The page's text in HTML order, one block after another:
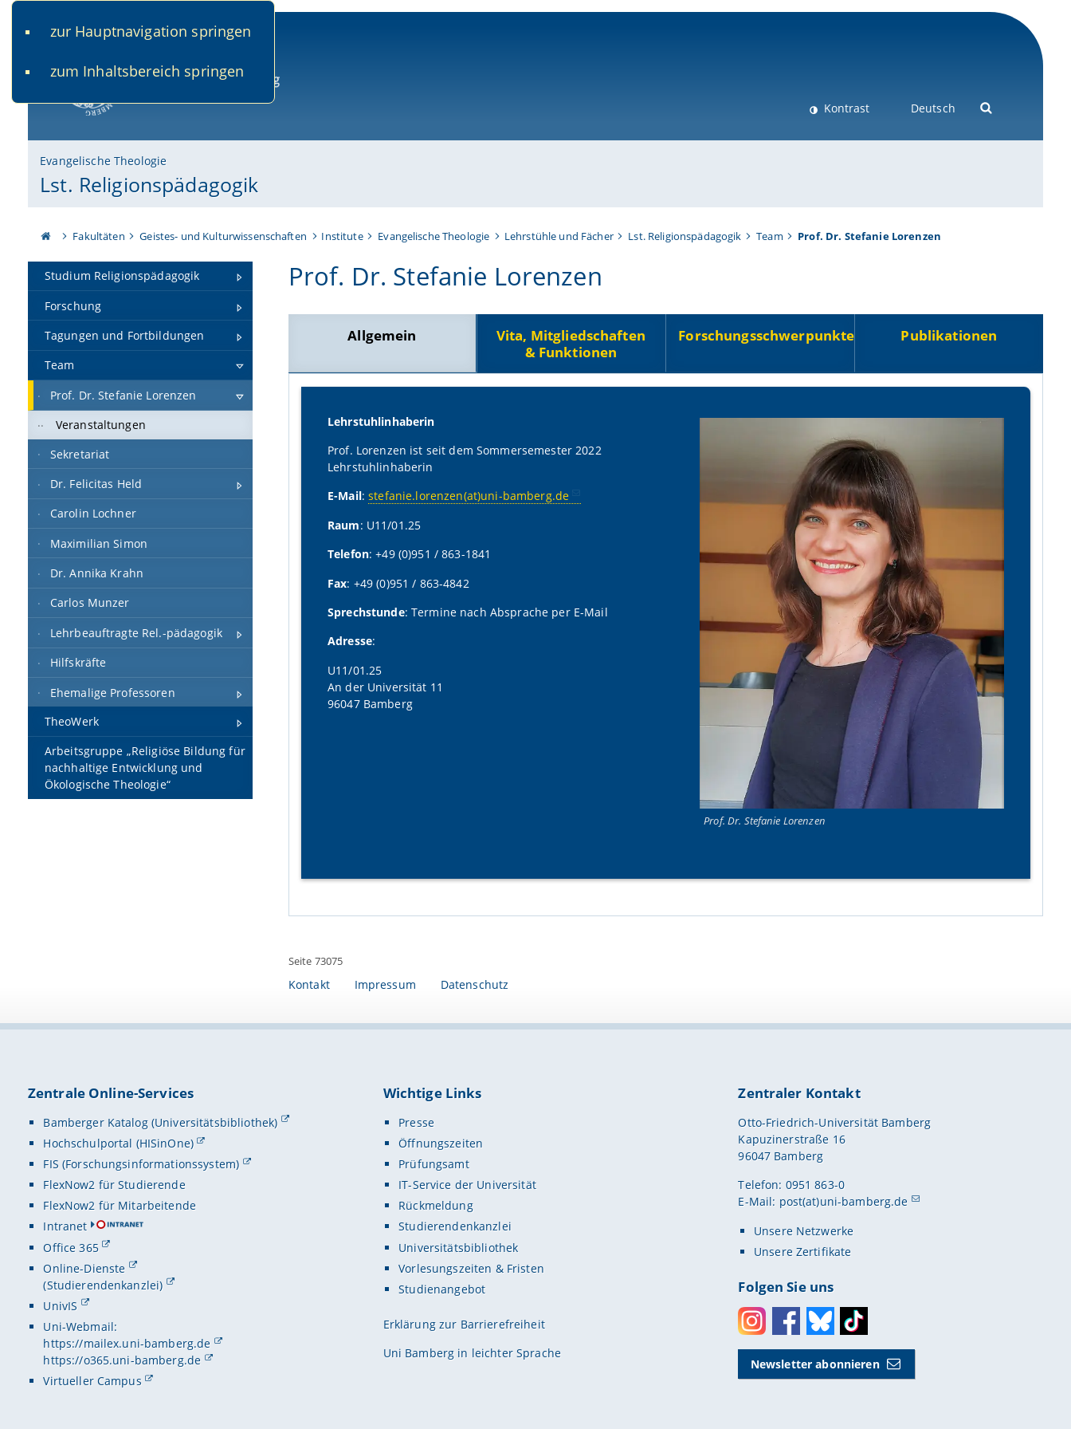
zur Hauptnavigation springen
zum Inhaltsbereich springen
Kontrast Deutsch
Evangelische Theologie
Lst. Religionspädagogik
Fakultäten Geistes- und Kulturwissenschaften Institute Evangelische Theologie Lehrstühle und Fächer Lst. Religionspädagogik Team Prof. Dr. Stefanie Lorenzen
Studium Religionspädagogik
Forschung
Tagungen und Fortbildungen
Team
Prof. Dr. Stefanie Lorenzen
Veranstaltungen
Sekretariat
Dr. Felicitas Held
Carolin Lochner
Maximilian Simon
Dr. Annika Krahn
Carlos Munzer
Lehrbeauftragte Rel.-pädagogik
Hilfskräfte
Ehemalige Professoren
TheoWerk
Arbeitsgruppe „Religiöse Bildung für
nachhaltige Entwicklung und
Ökologische Theologie“
Prof. Dr. Stefanie Lorenzen
Allgemein
Vita, Mitgliedschaften
& Funktionen
Forschungsschwerpunkte Publikationen
Prof. Dr. Stefanie Lorenzen
Lehrstuhlinhaberin
Prof. Lorenzen ist seit dem Sommersemester 2022
Lehrstuhlinhaberin
E-Mail:stefanie.lorenzen(at)uni-bamberg.de
Raum: U11/01.25
Telefon: +49 (0)951 / 863-1841
Fax: +49 (0)951 / 863-4842
Sprechstunde: Termine nach Absprache per E-Mail
Adresse:
U11/01.25
An der Universität 11
96047 Bamberg
Seite 73075
Kontakt Impressum Datenschutz
Zentrale Online-Services
Bamberger Katalog (Universitätsbibliothek)
Hochschulportal (HISinOne)
FIS (Forschungsinformationssystem)
FlexNow2 für Studierende
FlexNow2 für Mitarbeitende
Intranet
Office 365
Online-Dienste
(Studierendenkanzlei)
UnivIS
Uni-Webmail:
https://mailex.uni-bamberg.de
https://o365.uni-bamberg.de
Virtueller Campus
Wichtige Links
Presse
Öffnungszeiten
Prüfungsamt
IT-Service der Universität
Rückmeldung
Studierendenkanzlei
Universitätsbibliothek
Vorlesungszeiten & Fristen
Studienangebot
Erklärung zur Barrierefreiheit
Uni Bamberg in leichter Sprache
Zentraler Kontakt
Otto-Friedrich-Universität Bamberg
Kapuzinerstraße 16
96047 Bamberg
Telefon: 0951 863-0
E-Mail: post(at)uni-bamberg.de
Unsere Netzwerke
Unsere Zertifikate
Folgen Sie uns
InstagramFacebookBlueskyToktok
Newsletter abonnieren